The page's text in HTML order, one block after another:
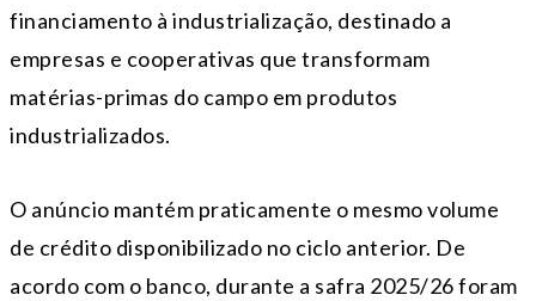
financiamento à industrialização, destinado a
empresas e cooperativas que transformam
matérias-primas do campo em produtos
industrializados.
O anúncio mantém praticamente o mesmo volume
de crédito disponibilizado no ciclo anterior. De
acordo com o banco, durante a safra 2025/26 foram